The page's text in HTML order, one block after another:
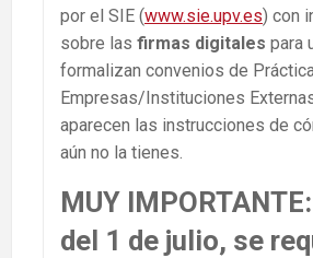
por el SIE (www.sie.upv.es) con
sobre las firmas digitales para
formalizan convenios de
Empresas/Instituciones
aparecen las instrucciones de
aún no la tienes.
MUY
del 1 de julio, se